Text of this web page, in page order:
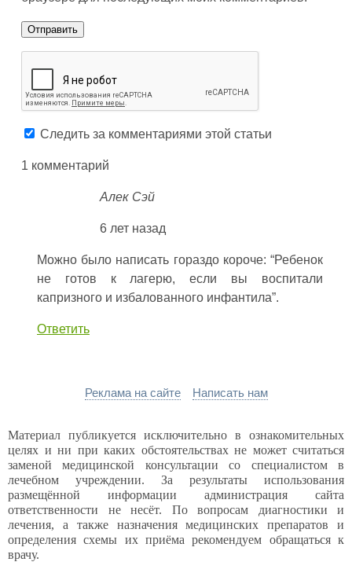
Следить за комментариями этой статьи
1 комментарий
Алек Сэй
6 лет назад
Можно было написать гораздо короче: “Ребенок
не готов к лагерю, если вы воспитали
капризного и избалованного инфантила”.
Ответить
Реклама на сайте Написать нам
Материал публикуется исключительно в ознакомительных
целях и ни при каких обстоятельствах не может считаться
заменой медицинской консультации со специалистом в
лечебном учреждении. За результаты использования
размещённой информации администрация сайта
ответственности не несёт. По вопросам диагностики и
лечения, а также назначения медицинских препаратов и
определения схемы их приёма рекомендуем обращаться к
врачу.